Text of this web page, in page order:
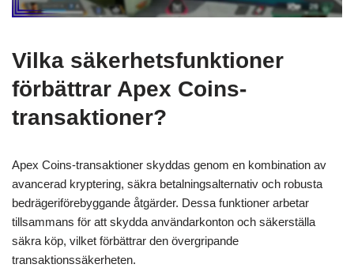
Vilka säkerhetsfunktioner
förbättrar Apex Coins-
transaktioner?
Apex Coins-transaktioner skyddas genom en kombination av
avancerad kryptering, säkra betalningsalternativ och robusta
bedrägeriförebyggande åtgärder. Dessa funktioner arbetar
tillsammans för att skydda användarkonton och säkerställa
säkra köp, vilket förbättrar den övergripande
transaktionssäkerheten.